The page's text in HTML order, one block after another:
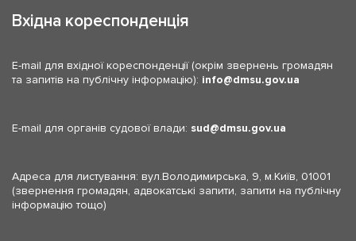
Вхідна кореспонденція
E-mail для вхідної кореспонденції (окрім звернень громадян
та запитів на публічну інформацію): info dmsu.gov.ua
E-mail для органів судової влади: sud dmsu.gov.ua
Адреса для листування: вул.Володимирська, 9, м.Київ, 01001
(звернення громадян, адвокатські запити, запити на публічну
інформацію тощо)